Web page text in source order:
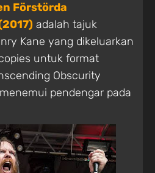
Förstörda
adalah tajuk
Kane yang dikeluarkan
untuk format
Obscurity
pendengar pada